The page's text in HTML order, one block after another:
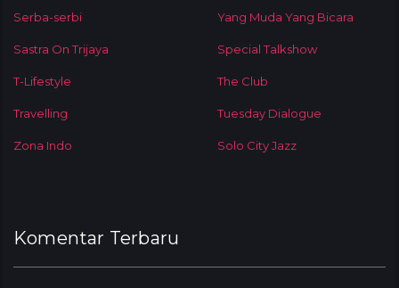
Serba-serbi Yang Muda Yang Bicara
Sastra On Trijaya Special Talkshow
T-Lifestyle The Club
Travelling Tuesday Dialogue
Zona Indo Solo City Jazz
Komentar Terbaru